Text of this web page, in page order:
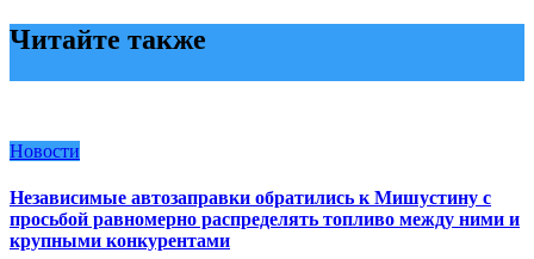
Читайте также
Новости
Независимые автозаправки обратились к Мишустину с
просьбой равномерно распределять топливо между ними и
крупными конкурентами